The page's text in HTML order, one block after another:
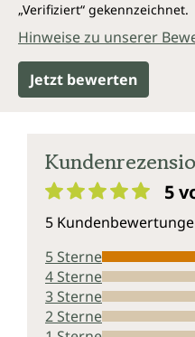
vegane Schokolade:
Sachertorte zu
Vegan Neuheiten - Vegan
„Verifiziert“ gekennzeichnet.
Hinweise zu unserer
Jetzt bewerten
5
5
5 Sterne
4 Sterne
3 Sterne
2 Sterne